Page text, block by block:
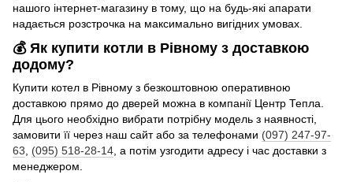
нашого інтернет-магазину в тому, що на будь-які апарати
надається розстрочка на максимально вигідних умовах.
💰 Як купити котли в Рівному з доставкою
додому?
Купити котел в Рівному з безкоштовною оперативною
доставкою прямо до дверей можна в компанії Центр Тепла.
Для цього необхідно вибрати потрібну модель з наявності,
замовити її через наш сайт або за телефонами (097) 247-97-
63
(095) 518-28-14 , а потім узгодити адресу і час доставки з
менеджером.